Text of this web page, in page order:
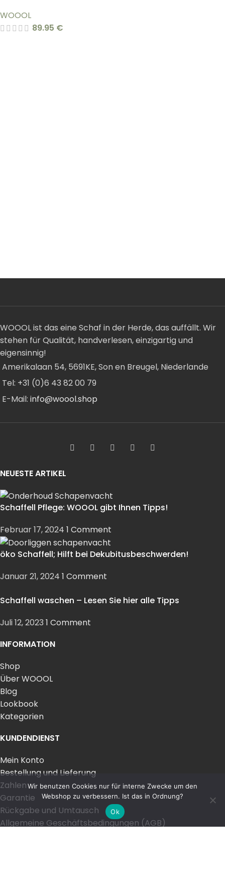
WOOOL
89.95 €
WOOOL ist das eine Schaf in der Herde, das auffällt. Wir
stehen für Qualität, handverlesen, einzigartig und
eigensinnig!
Amerikalaan 54, 5691KE, Son en Breugel, Niederlande
Tel: +31 (0)6 43 82 00 79
E-Mail: info@woool.shop
NEUESTE ARTIKEL
Schaffell Pflege: WOOOL gibt Ihnen Tipps!
Februar 17, 2024 1 Comment
öko Schaffell; Hilft bei Dekubitusbeschwerden!
Januar 21, 2024 1 Comment
Schaffell waschen – Lesen Sie hier alle Tipps
Juli 12, 2023 1 Comment
INFORMATION
Shop
Über WOOOL
Blog
Lookbook
Kategorien
KUNDENDIENST
Mein Konto
Bestellung und Lieferung
Zahlen
Garantie
Rückgabe und Umtausch
Allgemeine Geschäftsbedingungen (AGB)
Wir benutzen Cookies nur für interne Zwecke um den
Webshop zu verbessern. Ist das in Ordnung?
Ok